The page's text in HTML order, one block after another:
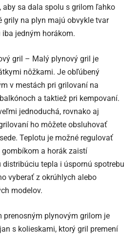
aby sa dala spolu s grilom ľahko
grily na plyn majú obvykle tvar
jedným horákom.
gril – Malý plynový gril je
nôžkami. Je obľúbený
v mestách pri grilovaní na
a taktiež pri kempovaní.
jednoduchá, rovnako aj
ho môžete obsluhovať
Teplotu je možné regulovať
gombíkom a horák zaistí
distribúciu tepla i úspornú spotrebu
vyberať z okrúhlych alebo
modelov.
prenosným plynovým grilom je
s kolieskami, ktorý gril premení